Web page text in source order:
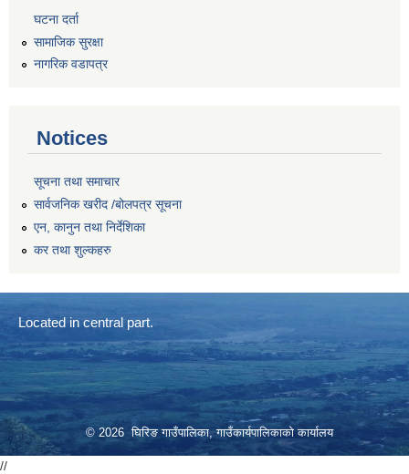
घटना दर्ता
सामाजिक सुरक्षा
नागरिक वडापत्र
Notices
सूचना तथा समाचार
सार्वजनिक खरीद /बोलपत्र सूचना
एन, कानुन तथा निर्देशिका
कर तथा शुल्कहरु
Located in central part.
© 2026 घिरिङ गाउँपालिका, गाउँकार्यपालिकाको कार्यालय
//